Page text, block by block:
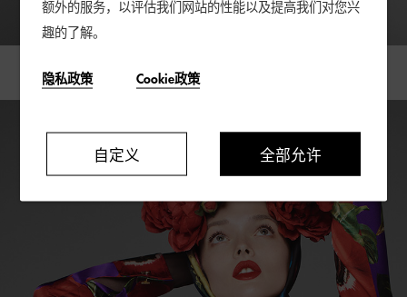
牡丹花园
额外的服务，以评估我们网站的性能以及提高我们对您兴
趣的了解。
隐私政策 Cookie政策
自定义 全部允许